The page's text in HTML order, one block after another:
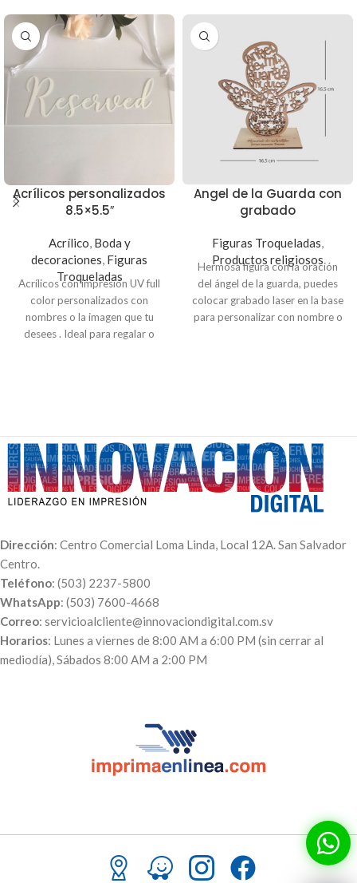
Acrílicos personalizados
8.5×5.5″
Acrílico, Boda y
decoraciones, Figuras
Troqueladas
Acrílicos con impresión UV full
color personalizados con
nombres o la imagen que tu
desees . Ideal para regalar o
Angel de la Guarda con
grabado
Figuras Troqueladas,
Productos religiosos
Hermosa figura con la oración
del ángel de la guarda, puedes
colocar grabado laser en la base
para personalizar con nombre o
Dirección: Centro Comercial Loma Linda, Local 12A. San Salvador
Centro.
Teléfono: (503) 2237-5800
WhatsApp: (503) 7600-4668
Correo: servicioalcliente@innovaciondigital.com.sv
Horarios: Lunes a viernes de 8:00 AM a 6:00 PM (sin cerrar al
mediodía), Sábados 8:00 AM a 2:00 PM